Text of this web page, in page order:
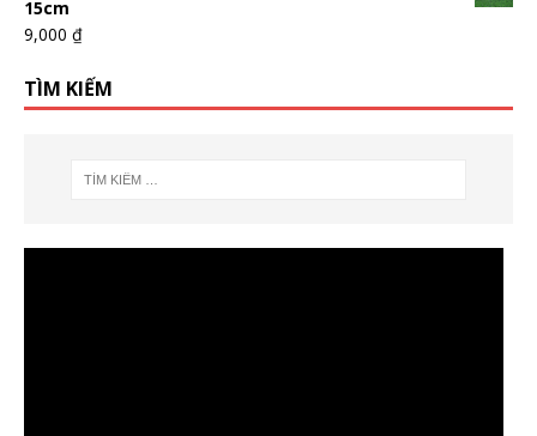
15cm
9,000 ₫
TÌM KIẾM